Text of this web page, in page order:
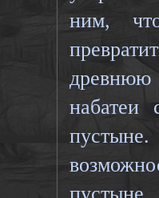
ним,
набатеи
пустыне...